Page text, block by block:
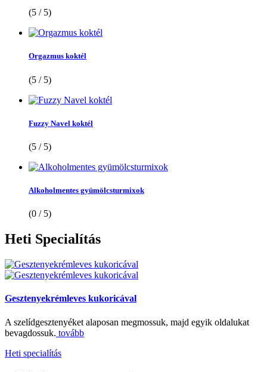
(5 / 5)
Orgazmus koktél
(5 / 5)
Fuzzy Navel koktél
(5 / 5)
Alkoholmentes gyümölcsturmixok
(0 / 5)
Heti Specialítás
Gesztenyekrémleves kukoricával
A szelídgesztenyéket alaposan megmossuk, majd egyik oldalukat
bevagdossuk. tovább
Heti specialítás